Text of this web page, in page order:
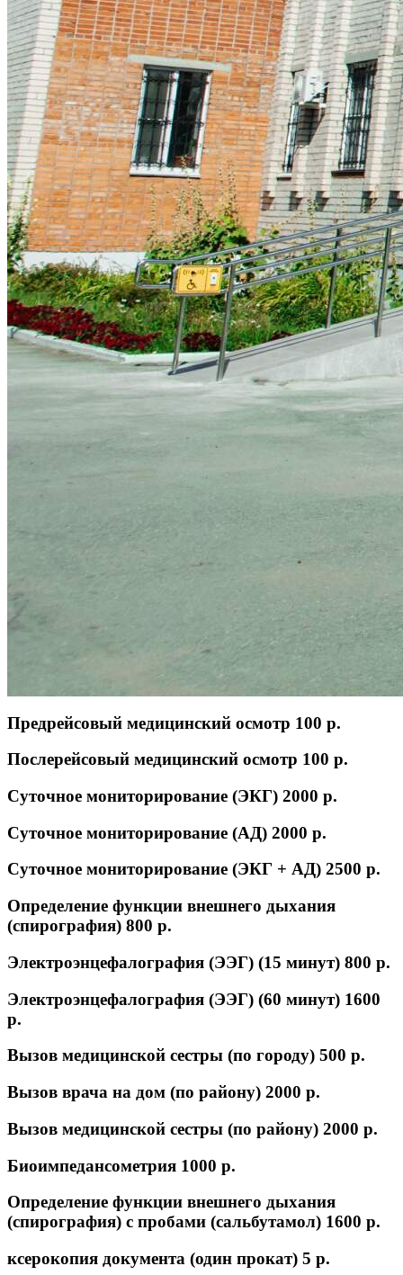
Предрейсовый медицинский осмотр 100 p.
Послерейсовый медицинский осмотр 100 p.
Суточное мониторирование (ЭКГ) 2000 p.
Суточное мониторирование (АД) 2000 p.
Суточное мониторирование (ЭКГ + АД) 2500 p.
Определение функции внешнего дыхания
(спирография) 800 p.
Электроэнцефалография (ЭЭГ) (15 минут) 800 p.
Электроэнцефалография (ЭЭГ) (60 минут) 1600
p.
Вызов медицинской сестры (по городу) 500 p.
Вызов врача на дом (по району) 2000 p.
Вызов медицинской сестры (по району) 2000 p.
Биоимпедансометрия 1000 p.
Определение функции внешнего дыхания
(спирография) с пробами (сальбутамол) 1600 p.
ксерокопия документа (один прокат) 5 p.